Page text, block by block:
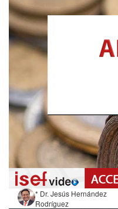
* Dr. Jesús Hernández
Rodríguez